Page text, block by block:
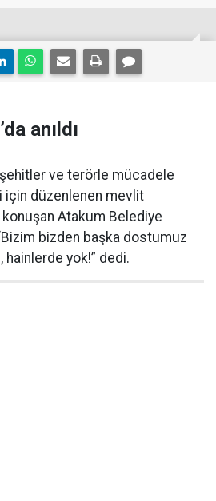
anıldı
ve terörle mücadele
için düzenlenen mevlit
konuşan Atakum Belediye
bizden başka dostumuz
yok!” dedi.